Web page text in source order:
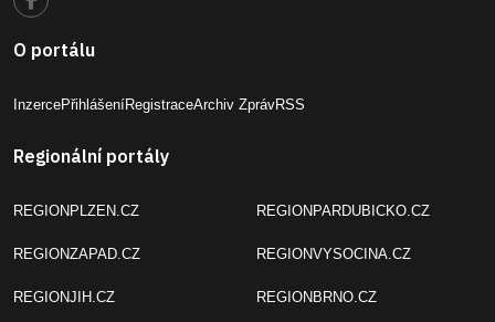
O portálu
InzercePřihlášeníRegistraceArchiv ZprávRSS
Regionální portály
REGIONPLZEN.CZ
REGIONZAPAD.CZ
REGIONJIH.CZ
REGIONPARDUBICKO.CZ
REGIONVYSOCINA.CZ
REGIONBRNO.CZ